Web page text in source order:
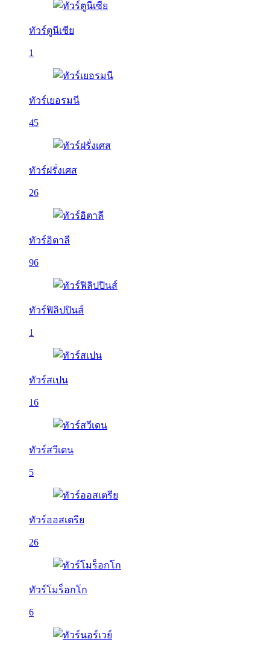
ทัวร์ตูนีเซีย
1
ทัวร์เยอรมนี
45
ทัวร์ฝรั่งเศส
26
ทัวร์อิตาลี
96
ทัวร์ฟิลิปปินส์
1
ทัวร์สเปน
16
ทัวร์สวีเดน
5
ทัวร์ออสเตรีย
26
ทัวร์โมร็อกโก
6